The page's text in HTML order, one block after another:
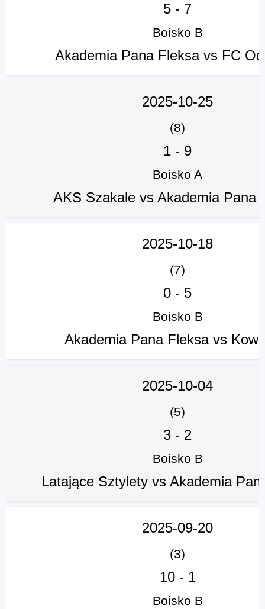
5 - 7
Boisko B
Akademia Pana Fleksa vs FC
2025-10-25
(8)
1 - 9
Boisko A
AKS Szakale vs Akademia Pana
2025-10-18
(7)
0 - 5
Boisko B
Akademia Pana Fleksa vs
2025-10-04
(5)
3 - 2
Boisko B
Latające Sztylety vs Akademia
2025-09-20
(3)
10- 1
Boisko B